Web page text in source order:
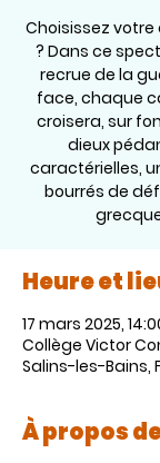
Choisissez
? Dans ce
recrue de la
face, chaque
croisera, sur
dieux
caractérielles,
bourrés de
Heure et
17 mars 2025,
Collège Victor
Salins-les-Bains,
À propos